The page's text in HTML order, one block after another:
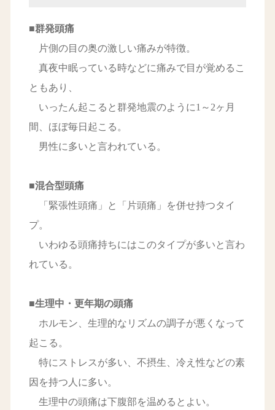
■群発頭痛
片側の目の奥の激しい痛みが特徴。
真夜中眠っている時などに痛みで目が覚めるこ
ともあり、
いったん起こると群発地震のように1～2ヶ月
間、ほぼ毎日起こる。
男性に多いと言われている。
■混合型頭痛
「緊張性頭痛」と「片頭痛」を併せ持つタイ
プ。
いわゆる頭痛持ちにはこのタイプが多いと言わ
れている。
■生理中・更年期の頭痛
ホルモン、生理的なリズムの調子が悪くなって
起こる。
特にストレスが多い、不摂生、冷え性などの素
因を持つ人に多い。
生理中の頭痛は下腹部を温めるとよい。